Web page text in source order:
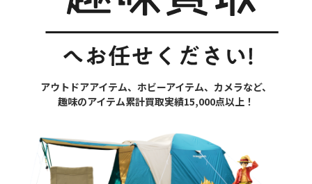
アウトドアアイテム、ホビーアイテム、カメラなど、
趣味のアイテム累計買取実績15,000点以上！